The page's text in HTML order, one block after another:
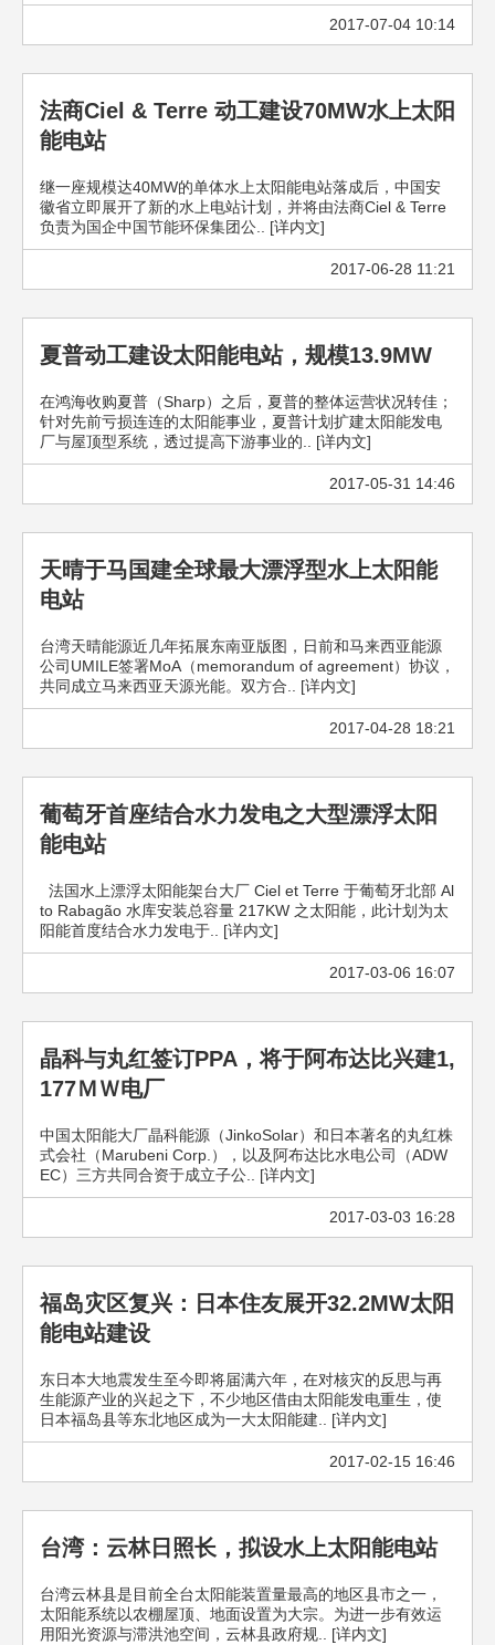
2017-07-04 10:14
法商Ciel & Terre 动工建设70MW水上太阳
能电站
继一座规模达40MW的单体水上太阳能电站落成后，中国安
徽省立即展开了新的水上电站计划，并将由法商Ciel & Terre
负责为国企中国节能环保集团公.. [详内文]
2017-06-28 11:21
夏普动工建设太阳能电站，规模13.9MW
在鸿海收购夏普（Sharp）之后，夏普的整体运营状况转佳；
针对先前亏损连连的太阳能事业，夏普计划扩建太阳能发电
厂与屋顶型系统，透过提高下游事业的.. [详内文]
2017-05-31 14:46
天晴于马国建全球最大漂浮型水上太阳能
电站
台湾天晴能源近几年拓展东南亚版图，日前和马来西亚能源
公司UMILE签署MoA（memorandum of agreement）协议，
共同成立马来西亚天源光能。双方合.. [详内文]
2017-04-28 18:21
葡萄牙首座结合水力发电之大型漂浮太阳
能电站
法国水上漂浮太阳能架台大厂 Ciel et Terre 于葡萄牙北部 Al
to Rabagão 水库安装总容量 217KW 之太阳能，此计划为太
阳能首度结合水力发电于.. [详内文]
2017-03-06 16:07
晶科与丸红签订PPA，将于阿布达比兴建1,
177ＭＷ电厂
中国太阳能大厂晶科能源（JinkoSolar）和日本著名的丸红株
式会社（Marubeni Corp.），以及阿布达比水电公司（ADW
EC）三方共同合资于成立子公.. [详内文]
2017-03-03 16:28
福岛灾区复兴：日本住友展开32.2MW太阳
能电站建设
东日本大地震发生至今即将届满六年，在对核灾的反思与再
生能源产业的兴起之下，不少地区借由太阳能发电重生，使
日本福岛县等东北地区成为一大太阳能建.. [详内文]
2017-02-15 16:46
台湾：云林日照长，拟设水上太阳能电站
台湾云林县是目前全台太阳能装置量最高的地区县市之一，
太阳能系统以农棚屋顶、地面设置为大宗。为进一步有效运
用阳光资源与滞洪池空间，云林县政府规.. [详内文]